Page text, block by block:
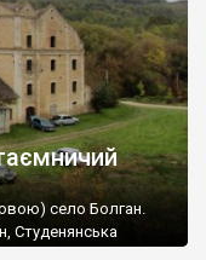
село Болган.
Студенянська